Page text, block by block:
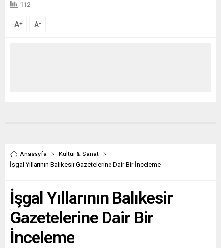
112
A+ A-
Anasayfa
Kültür & Sanat
İşgal Yıllarının Balıkesir Gazetelerine Dair Bir İnceleme
İşgal Yıllarının Balıkesir
Gazetelerine Dair Bir
İnceleme